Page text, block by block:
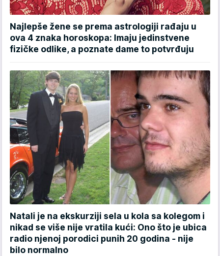
Najlepše žene se prema astrologiji rađaju u
ova 4 znaka horoskopa: Imaju jedinstvene
fizičke odlike, a poznate dame to potvrđuju
Natali je na ekskurziji sela u kola sa kolegom i
nikad se više nije vratila kući: Ono što je ubica
radio njenoj porodici punih 20 godina - nije
bilo normalno